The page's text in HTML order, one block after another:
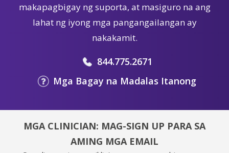
makapagbigay ng suporta, at masiguro na ang
lahat ng iyong mga pangangailangan ay
nakakamit.
844.775.2671
Mga Bagay na Madalas Itanong
MGA CLINICIAN: MAG-SIGN UP PARA SA
AMING MGA EMAIL